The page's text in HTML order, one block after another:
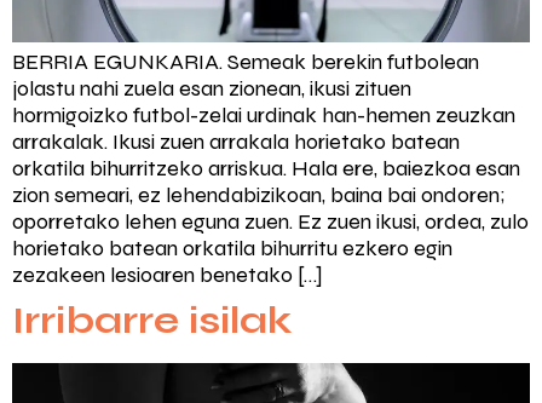
BERRIA EGUNKARIA. Semeak berekin futbolean
jolastu nahi zuela esan zionean, ikusi zituen
hormigoizko futbol-zelai urdinak han-hemen zeuzkan
arrakalak. Ikusi zuen arrakala horietako batean
orkatila bihurritzeko arriskua. Hala ere, baiezkoa esan
zion semeari, ez lehendabizikoan, baina bai ondoren;
oporretako lehen eguna zuen. Ez zuen ikusi, ordea, zulo
horietako batean orkatila bihurritu ezkero egin
zezakeen lesioaren benetako […]
Irribarre isilak